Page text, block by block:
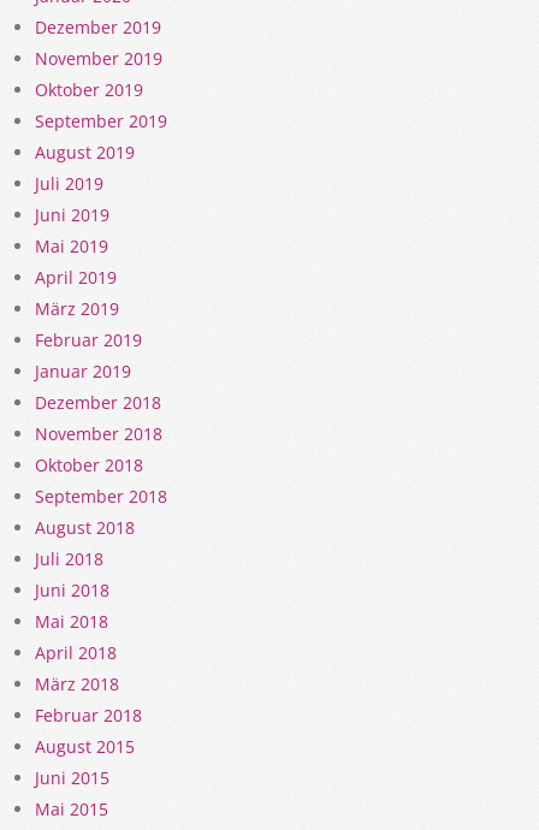
Dezember 2019
November 2019
Oktober 2019
September 2019
August 2019
Juli 2019
Juni 2019
Mai 2019
April 2019
März 2019
Februar 2019
Januar 2019
Dezember 2018
November 2018
Oktober 2018
September 2018
August 2018
Juli 2018
Juni 2018
Mai 2018
April 2018
März 2018
Februar 2018
August 2015
Juni 2015
Mai 2015